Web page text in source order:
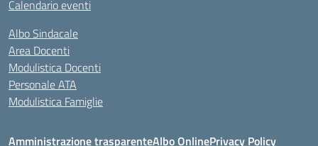
Calendario eventi
Albo Sindacale
Area Docenti
Modulistica Docenti
Personale ATA
Modulistica Famiglie
Amministrazione trasparenteAlbo OnlinePrivacy Policy